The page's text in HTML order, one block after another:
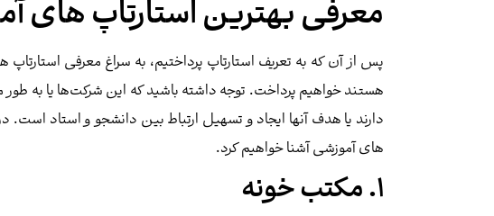
معرفی بهترین استارتاپ های
پس از آن که به تعریف استارتاپ پرداختیم، به سراغ معرفی
هستند خواهیم پرداخت. توجه داشته باشید که این شرکت‌ها یا به
دارند یا هدف آنها ایجاد و تسهیل ارتباط بین دانشجو و استاد است.
های آموزشی آشنا خواهیم کرد‌.
1. مکتب خونه